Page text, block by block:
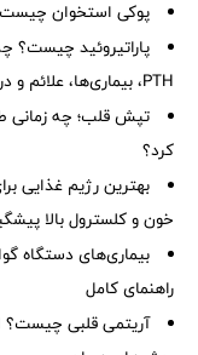
پوکی استخوان
پاراتیروئید چیست؟
PTH، بیماری‌ها، علائم و درمان
تپش قلب؛ چه زمانی
کرد؟
بهترین رژیم غذایی
خون و کلسترول بالا
بیماری‌های دستگاه
راهنمای کامل
آریتمی قلبی چیست؟